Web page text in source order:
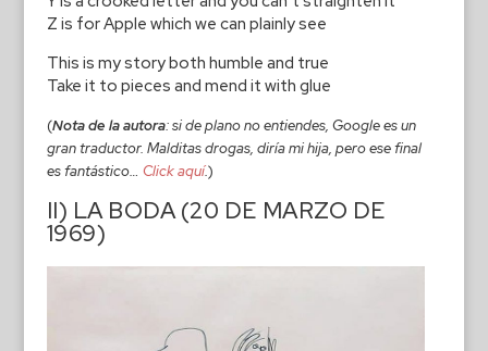
Z is for Apple which we can plainly see
This is my story both humble and true
Take it to pieces and mend it with glue
(Nota de la autora: si de plano no entiendes, Google es un
gran traductor. Malditas drogas, diría mi hija, pero ese final
es fantástico… Click aquí.)
II) LA BODA (20 DE MARZO DE
1969)